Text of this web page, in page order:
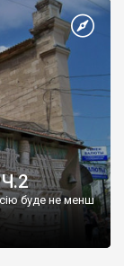
буде не менш